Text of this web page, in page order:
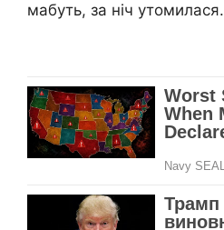
мабуть, за ніч утомилася.